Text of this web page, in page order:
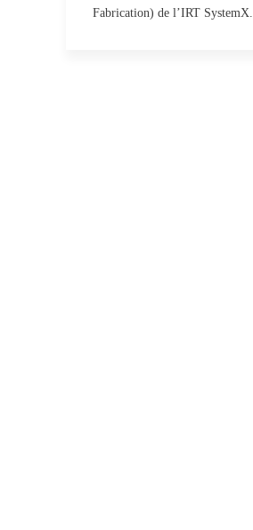
Fabrication) de l’IRT SystemX.